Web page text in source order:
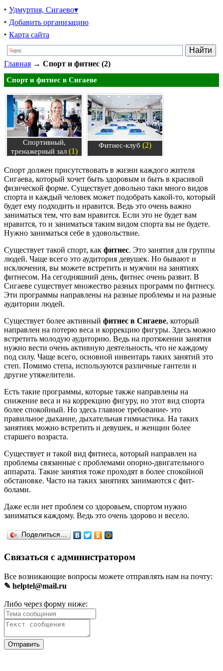
‣ Удмуртия, Сигаево▾
‣ Добавить организацию
‣ Карта сайта
Главная → Спорт и фитнес (2)
Спорт и фитнес в Сигаеве
Спортивный,
тренажерный зал (1)
Фитнес-клуб (2)
Спорт должен присутствовать в жизни каждого жителя
Сигаева, который хочет быть здоровым и быть в красивой
физической форме. Существует довольно таки много видов
спорта и каждый человек может подобрать какой-то, который
будет ему подходить и нравится. Ведь это очень важно
заниматься тем, что вам нравится. Если это не будет вам
нравится, то и заниматься таким видом спорта вы не будете.
Нужно заниматься себе в удовольствие.
Существует такой спорт, как фитнес. Это занятия для группы
людей. Чаще всего это аудитория девушек. Но бывают и
исключения, вы можете встретить и мужчин на занятиях
фитнесом. На сегодняшний день, фитнес очень развит. В
Сигаеве существует множество разных программ по фитнесу.
Эти программы направлены на разные проблемы и на разные
аудитории людей.
Существует более активный фитнес в Сигаеве, который
направлен на потерю веса и коррекцию фигуры. Здесь можно
встретить молодую аудиторию. Ведь на протяжении занятия
нужно вести очень активную деятельность, что не каждому
под силу. Чаще всего, основной инвентарь таких занятий это
степ. Помимо степа, используются различные гантели и
другие утяжелители.
Есть такие программы, которые также направлены на
снижение веса и на коррекцию фигуру, но этот вид спорта
более спокойный. Но здесь главное требование- это
правильное дыхание, дыхательная гимнастика. На таких
занятиях можно встретить и девушек, и женщин более
старшего возраста.
Существует и такой вид фитнеса, который направлен на
проблемы связанные с проблемами опорно-двигательного
аппарата. Такие занятия тоже проходят в более спокойной
обстановке. Часто на таких занятиях занимаются с фит-
болами.
Даже если нет проблем со здоровьем, спортом нужно
заниматься каждому. Ведь это очень здорово и весело.
Поделиться…
Связаться с администратором
Все возникающие вопросы можете отправлять нам на почту:
✎ helptel@mail.ru
Либо через форму ниже: